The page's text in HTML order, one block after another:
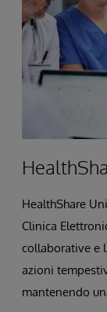
HealthShare
Clinica
collaborative e
azioni
mantenendo